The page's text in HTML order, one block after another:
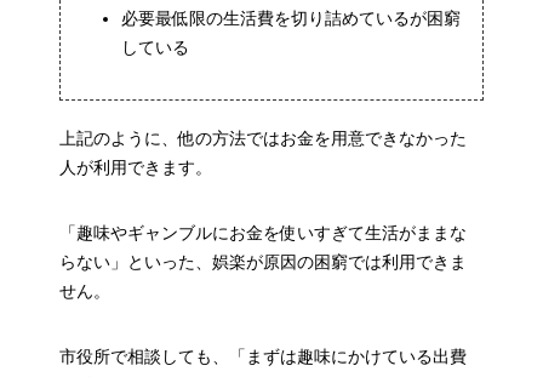
必要最低限の生活費を切り詰めているが困窮
している
上記のように、他の方法ではお金を用意できなかった
人が利用できます。
「趣味やギャンブルにお金を使いすぎて生活がままな
らない」といった、娯楽が原因の困窮では利用できま
せん。
市役所で相談しても、「まずは趣味にかけている出費